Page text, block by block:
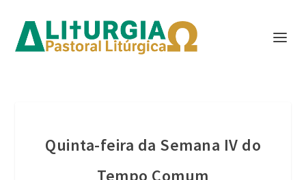
Quinta-feira da Semana IV do
Tempo Comum